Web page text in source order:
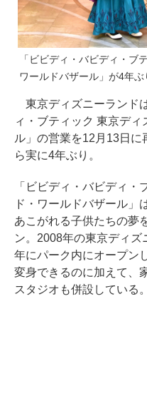
「ビビディ・バビディ・ブ
ワールドバザール」が4年ぶ
東京ディズニーランド
ィ・ブティック 東京デ
ル」の営業を12月13日
ら実に4年ぶり。
「ビビディ・バビディ・
ド・ワールドバザール」
あこがれる子供たちの夢
ン。2008年の東京ディ
年にパーク内にオープン
変身できるのに加えて、
スタジオも併設している。